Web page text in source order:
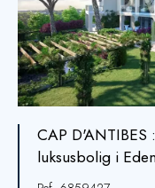
CAP
luksusbolig i